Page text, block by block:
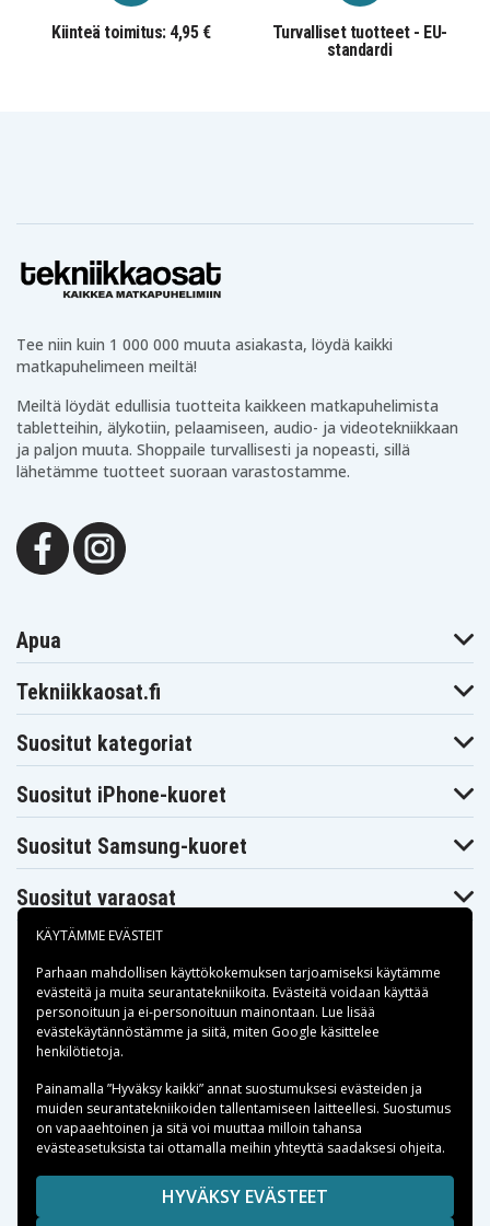
Kiinteä toimitus: 4,95 €
Turvalliset tuotteet - EU-
standardi
Tee niin kuin 1 000 000 muuta asiakasta, löydä kaikki
matkapuhelimeen meiltä!
Meiltä löydät edullisia tuotteita kaikkeen matkapuhelimista
tabletteihin, älykotiin, pelaamiseen, audio- ja videotekniikkaan
ja paljon muuta. Shoppaile turvallisesti ja nopeasti, sillä
lähetämme tuotteet suoraan varastostamme.
Apua
Tekniikkaosat.fi
Suositut kategoriat
Suositut iPhone-kuoret
Suositut Samsung-kuoret
Suositut varaosat
Maksuvaihtoehdot
Toimitusvaihtoehdot
Copyright © 2026, Spares Nordic AB
SIVULLA MAINITUT TAVARAMERKIT OVAT OMISTAJIENSA
KÄYTÄMME EVÄSTEIT
Parhaan mahdollisen käyttökokemuksen tarjoamiseksi käytämme
evästeitä ja muita seurantatekniikoita. Evästeitä voidaan käyttää
personoituun ja ei-personoituun mainontaan. Lue lisää
evästekäytännöstämme ja siitä, miten Google käsittelee
henkilötietoja.
Painamalla ”Hyväksy kaikki” annat suostumuksesi evästeiden ja
muiden seurantatekniikoiden tallentamiseen laitteellesi. Suostumus
on vapaaehtoinen ja sitä voi muuttaa milloin tahansa
evästeasetuksista tai ottamalla meihin yhteyttä saadaksesi ohjeita.
HYVÄKSY EVÄSTEET